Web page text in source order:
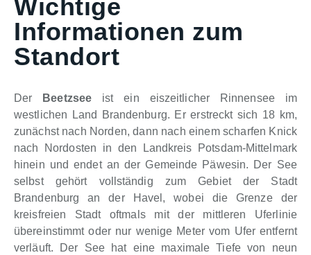
Wichtige
Informationen zum
Standort
Der Beetzsee ist ein eiszeitlicher Rinnensee im
westlichen Land Brandenburg. Er erstreckt sich 18 km,
zunächst nach Norden, dann nach einem scharfen Knick
nach Nordosten in den Landkreis Potsdam-Mittelmark
hinein und endet an der Gemeinde Päwesin. Der See
selbst gehört vollständig zum Gebiet der Stadt
Brandenburg an der Havel, wobei die Grenze der
kreisfreien Stadt oftmals mit der mittleren Uferlinie
übereinstimmt oder nur wenige Meter vom Ufer entfernt
verläuft. Der See hat eine maximale Tiefe von neun